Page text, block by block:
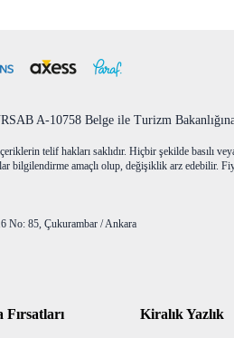
A-10758 Belge ile Turizm Bakanlığına
telif hakları saklıdır. Hiçbir şekilde basılı
bilgilendirme amaçlı olup, değişiklik arz edebilir.
No: 85, Çukurambar / Ankara
Kiralık Yazlık